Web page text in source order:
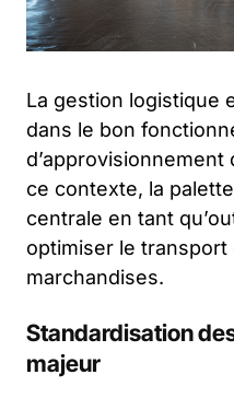
La gestion logistique
dans le bon
ce contexte, la
centrale en tant
optimiser le
marchandises.
Standardisation
majeur